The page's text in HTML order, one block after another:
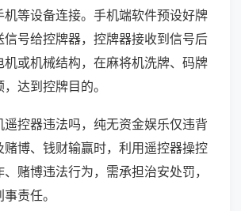
机等设备连接。手机端软件预设好牌
信号给控牌器，控牌器接收到信号后
机或机械结构，在麻将机洗牌、码牌
达到控牌目的。
控器违法吗，纯无资金娱乐仅违背
赌博、钱财输赢时，利用遥控器操控
赌博违法行为，需承担治安处罚，
责任。